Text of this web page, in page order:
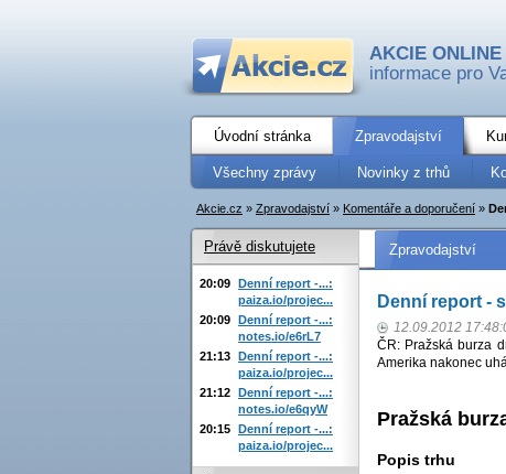
AKCIE ONLINE
informace pro
Úvodní stránka Zpravodajství
Všechny zprávy Novinky z trhů
Akcie.cz » Zpravodajství » Komentáře a doporučení »
Zpravodajství
Denní report -
12.09.2012
ČR: Pražská burza
Amerika nakonec
Pražská
Popis trhu
Právě diskutujete
20:09 Denní report -...:
paiza.io/projec...
20:09 Denní report -...:
notes.io/e6rL7
21:13 Denní report -...:
paiza.io/projec...
21:12 Denní report -...:
notes.io/e6qyW
20:15 Denní report -...:
paiza.io/projec...